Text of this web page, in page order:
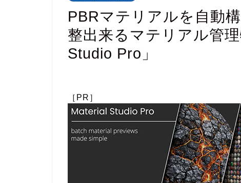
PBRマテリアルを自動
整出来るマテリアル管
Studio Pro」
［PR］